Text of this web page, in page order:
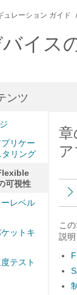
ュレーション ガイド
イス
ンツ
リケー
リング
可視性
レベル
ットキ
テスト
章
こ
説